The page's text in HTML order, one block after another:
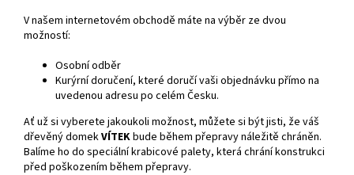
V našem internetovém obchodě máte na výběr ze dvou
možností:
Osobní odběr
Kurýrní doručení, které doručí vaši objednávku přímo na
uvedenou adresu po celém Česku.
Ať už si vyberete jakoukoli možnost, můžete si být jisti, že váš
dřevěný domekVÍTEKbude během přepravy náležitě chráněn.
Balíme ho do speciální krabicové palety, která chrání konstrukci
před poškozením během přepravy.